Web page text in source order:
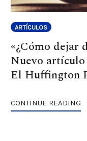
ARTÍCULOS
«¿Cómo dejar
Nuevo
El Huffington
CONTINUE READING